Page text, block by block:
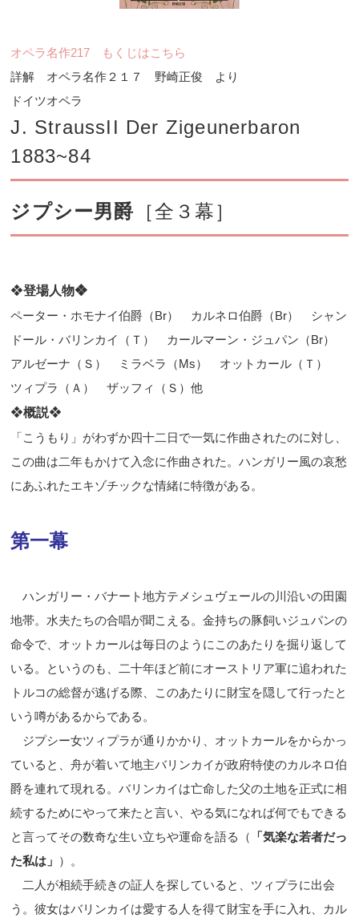
オペラ名作217 もくじはこちら
詳解 オペラ名作２１７ 野崎正俊 より
ドイツオペラ
J. StraussII Der Zigeunerbaron
1883~84
ジプシー男爵 ［全３幕］
❖登場人物❖
ペーター・ホモナイ伯爵（Br） カルネロ伯爵（Br） シャン
ドール・バリンカイ（Ｔ） カールマーン・ジュパン（Br）
アルゼーナ（Ｓ） ミラベラ（Ms） オットカール（Ｔ）
ツィプラ（Ａ） ザッフィ（Ｓ）他
❖概説❖
「こうもり」がわずか四十二日で一気に作曲されたのに対し、
この曲は二年もかけて入念に作曲された。ハンガリー風の哀愁
にあふれたエキゾチックな情緒に特徴がある。
第一幕
ハンガリー・バナート地方テメシュヴェールの川沿いの田園
地帯。水夫たちの合唱が聞こえる。金持ちの豚飼いジュパンの
命令で、オットカールは毎日のようにこのあたりを掘り返して
いる。というのも、二十年ほど前にオーストリア軍に追われた
トルコの総督が逃げる際、このあたりに財宝を隠して行ったと
いう噂があるからである。
ジプシー女ツィプラが通りかかり、オットカールをからかっ
ていると、舟が着いて地主バリンカイが政府特使のカルネロ伯
爵を連れて現れる。バリンカイは亡命した父の土地を正式に相
続するためにやって来たと言い、やる気になれば何でもできる
と言ってその数奇な生い立ちや運命を語る（
「気楽な若者だっ
た私は」 ）。
二人が相続手続きの証人を探していると、ツィプラに出会
う。彼女はバリンカイは愛する人を得て財宝を手に入れ、カル